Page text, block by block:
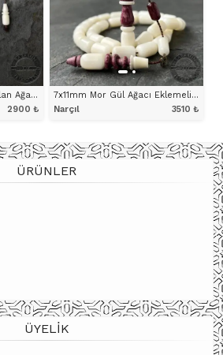
7x11mm Kapsül Model Yılan Ağacı Eklemeli Narçıl Tesbih
2900 ₺
7x11mm Mor Gül Ağacı Eklemeli Halkalı İmame ve Hitameli Narçıl Tesbih
Narçıl
3510₺
ÜRÜNÜ İNCELE
ÜRÜNLER
ÜYELIK